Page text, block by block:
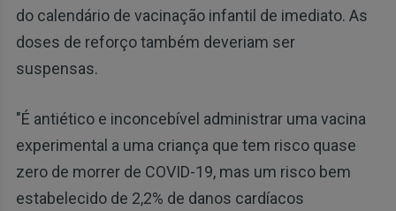
do calendário de vacinação infantil de imediato. As
doses de reforço também deveriam ser
suspensas.
"É antiético e inconcebível administrar uma vacina
experimental a uma criança que tem risco quase
zero de morrer de COVID-19, mas um risco bem
estabelecido de 2,2% de danos cardíacos